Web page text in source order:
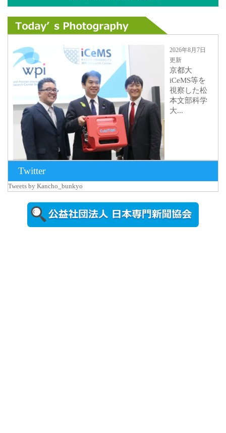
2026年8月7日
更新
京都大
iCeMS等を
視察した松
本文部科学
大...
2026年8月5日
更新
農工大で大
Twitter
Tweets by Kancho_bunkyo